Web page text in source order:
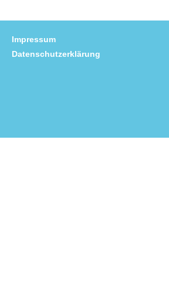
Impressum
Datenschutzerklärung